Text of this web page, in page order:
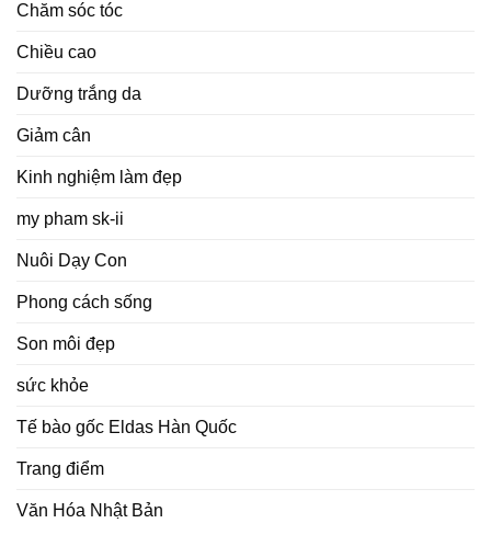
Chăm sóc tóc
Chiều cao
Dưỡng trắng da
Giảm cân
Kinh nghiệm làm đẹp
my pham sk-ii
Nuôi Dạy Con
Phong cách sống
Son môi đẹp
sức khỏe
Tế bào gốc Eldas Hàn Quốc
Trang điểm
Văn Hóa Nhật Bản